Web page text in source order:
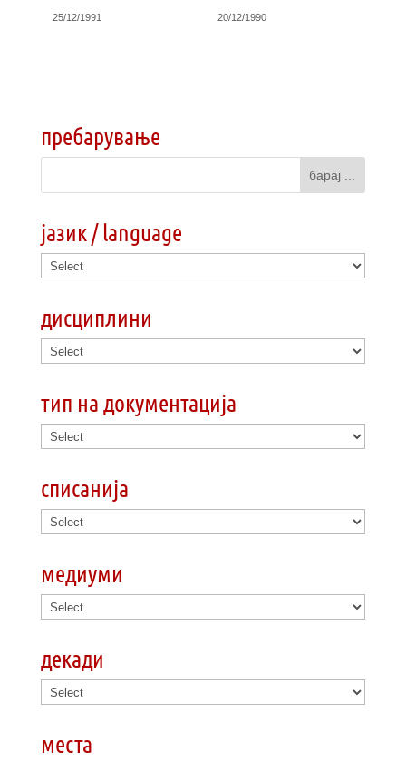
25/12/1991 20/12/1990
пребарување
јазик / language
дисциплини
тип на документација
списанија
медиуми
декади
места